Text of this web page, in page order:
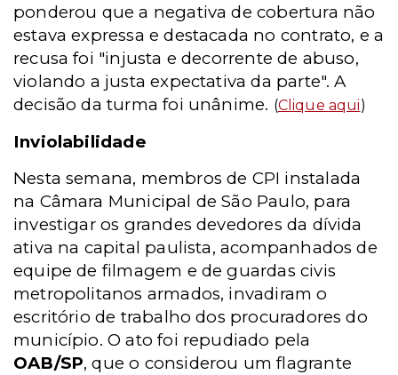
ponderou que a negativa de cobertura não
estava expressa e destacada no contrato, e a
recusa foi "injusta e decorrente de abuso,
violando a justa expectativa da parte". A
decisão da turma foi unânime. (Clique aqui)
Inviolabilidade
Nesta semana, membros de CPI instalada
na Câmara Municipal de São Paulo, para
investigar os grandes devedores da dívida
ativa na capital paulista, acompanhados de
equipe de filmagem e de guardas civis
metropolitanos armados, invadiram o
escritório de trabalho dos procuradores do
município. O ato foi repudiado pela
OAB/SP, que o considerou um flagrante